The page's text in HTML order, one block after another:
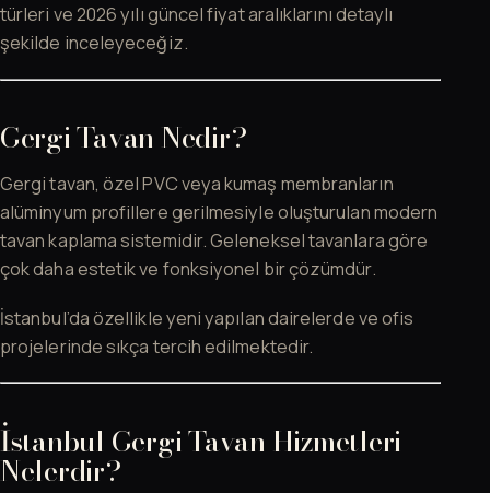
türleri ve 2026 yılı güncel fiyat aralıklarını detaylı
şekilde inceleyeceğiz.
Gergi Tavan Nedir?
Gergi tavan, özel PVC veya kumaş membranların
alüminyum profillere gerilmesiyle oluşturulan modern
tavan kaplama sistemidir. Geleneksel tavanlara göre
çok daha estetik ve fonksiyonel bir çözümdür.
İstanbul’da özellikle yeni yapılan dairelerde ve ofis
projelerinde sıkça tercih edilmektedir.
İstanbul Gergi Tavan Hizmetleri
Nelerdir?